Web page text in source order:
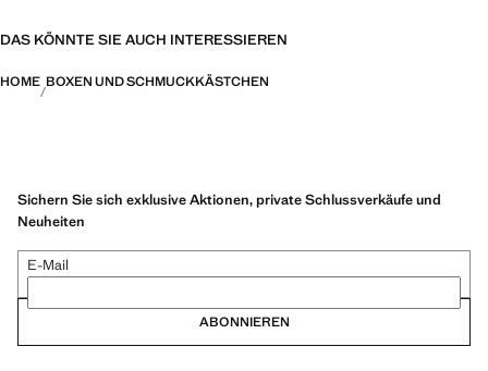
DAS KÖNNTE SIE AUCH INTERESSIEREN
HOME BOXEN UND SCHMUCKKÄSTCHEN
Sichern Sie sich exklusive Aktionen, private Schlussverkäufe und
Neuheiten
E-Mail
ABONNIEREN